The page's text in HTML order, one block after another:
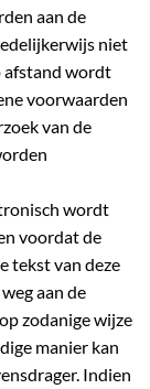
aan de
niet
afstand wordt
voorwaarden
van de
wordt
voordat de
tekst van deze
aan de
zodanige wijze
manier kan
Indien